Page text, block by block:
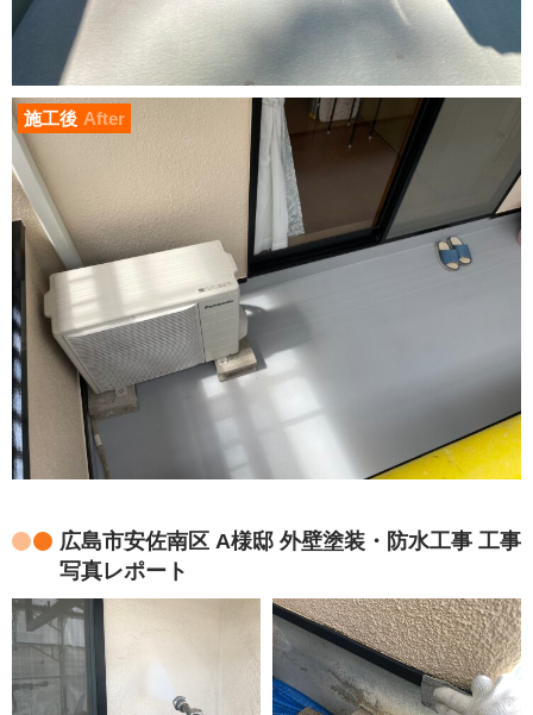
施工後 After
広島市安佐南区 A様邸 外壁塗装・防水工事 工事
写真レポート